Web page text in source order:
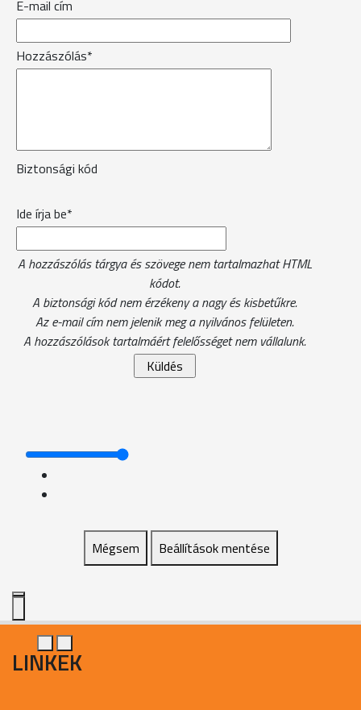
E-mail cím
Hozzászólás*
Biztonsági kód
Ide írja be*
A hozzászólás tárgya és szövege nem tartalmazhat HTML
kódot.
A biztonsági kód nem érzékeny a nagy és kisbetűkre.
Az e-mail cím nem jelenik meg a nyilvános felületen.
A hozzászólások tartalmáért felelősséget nem vállalunk.
Mégsem Beállítások mentése
LINKEK